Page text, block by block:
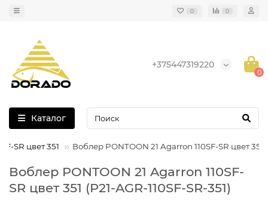
0 0
+375447319220
0
Каталог
SR цвет 351 Воблер PONTOON 21 Agarron 110SF-SR цвет 351
Воблер PONTOON 21 Agarron 110SF-
SR цвет 351 (P21-AGR-110SF-SR-351)